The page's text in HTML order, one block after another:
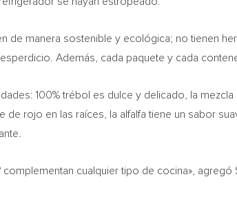
de manera sostenible y ecológica; no tienen
Además, cada paquete y cada
100% trébol es dulce y delicado, la
rojo en las raíces, la alfalfa tiene un sabor
cualquier tipo de cocina»,